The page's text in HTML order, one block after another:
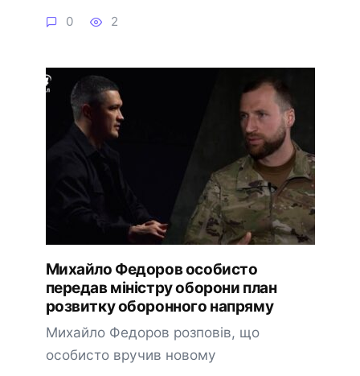
0 2
Михайло Федоров особисто
передав міністру оборони план
розвитку оборонного напряму
Михайло Федоров розповів, що
особисто вручив новому